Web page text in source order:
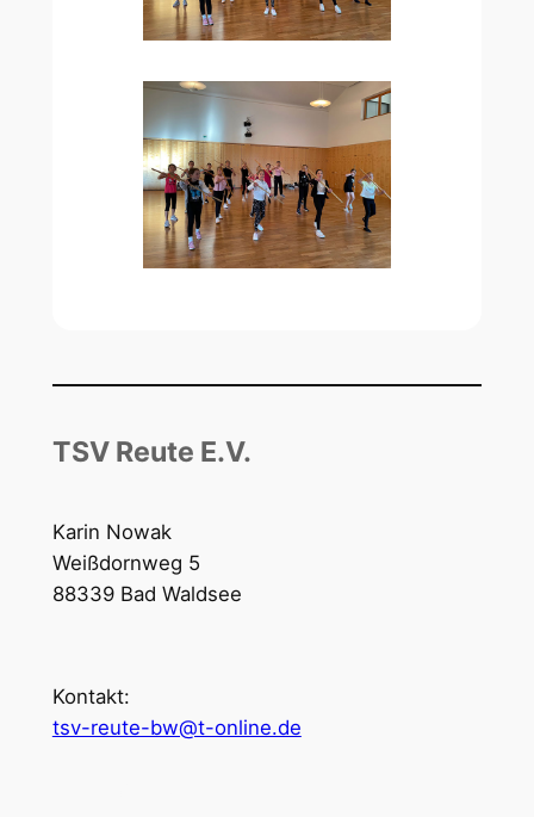
TSV Reute E.V.
Karin Nowak
Weißdornweg 5
88339 Bad Waldsee
Kontakt:
tsv-reute-bw@t-online.de